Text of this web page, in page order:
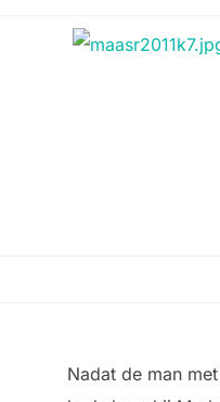
Nadat de man